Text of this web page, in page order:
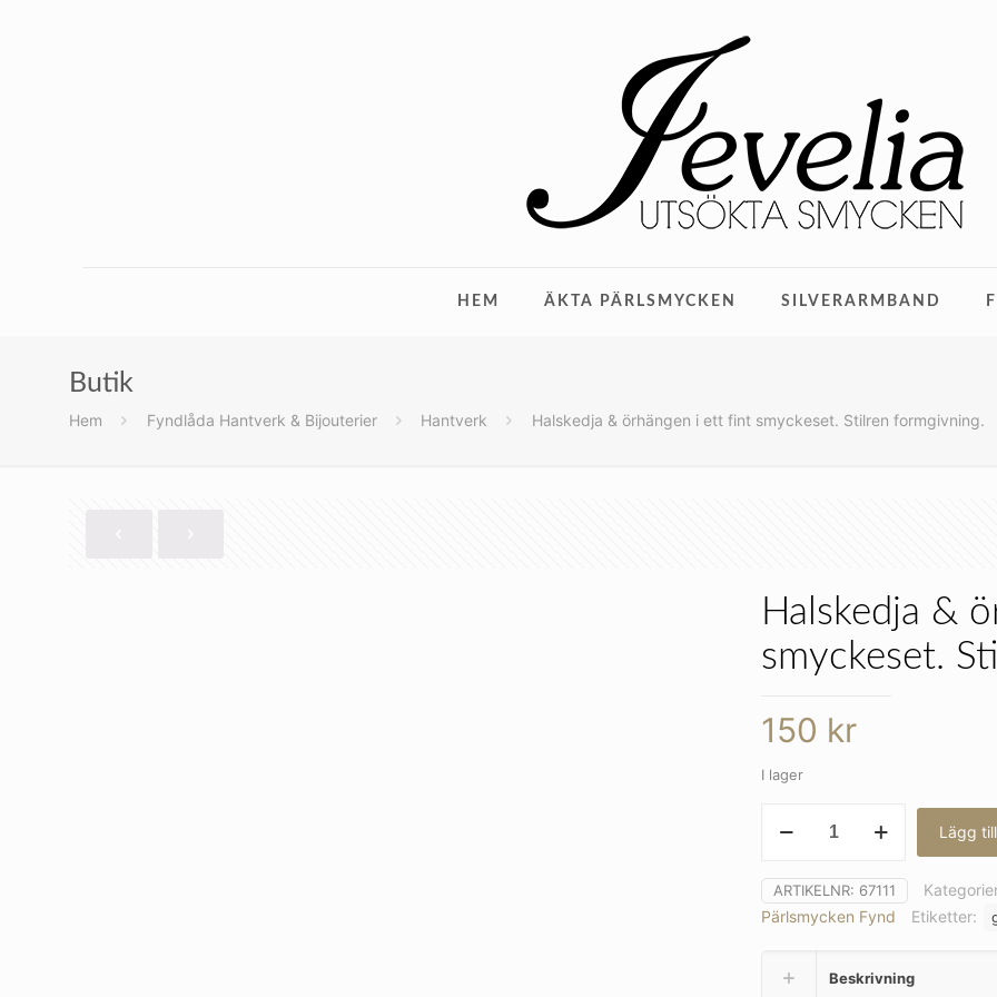
HEM ÄKTA PÄRLSMYCKEN SILVERARMBAND
Butik
Hem Fyndlåda Hantverk & Bijouterier Hantverk Halskedja & örhängen i ett fint smyckeset. Stilren formgivning.
Halskedja &
smyckeset.
150 kr
I lager
i
ett
smyckeset.
Stilren
Lägg
ARTIKELNR: 67111
Pärlsmycken Fynd
Etiketter:
Beskrivning